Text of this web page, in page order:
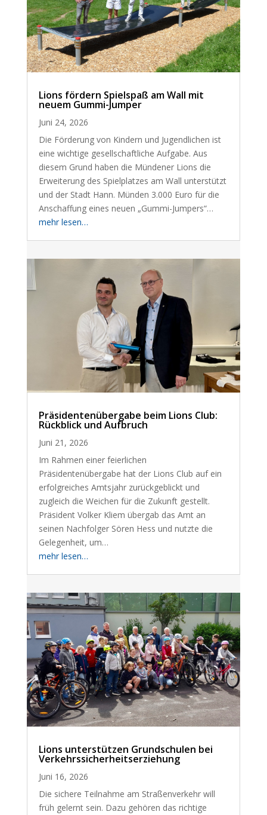
Lions fördern Spielspaß am Wall mit
neuem Gummi-Jumper
Juni 24, 2026
Die Förderung von Kindern und Jugendlichen ist
eine wichtige gesellschaftliche Aufgabe. Aus
diesem Grund haben die Mündener Lions die
Erweiterung des Spielplatzes am Wall unterstützt
und der Stadt Hann. Münden 3.000 Euro für die
Anschaffung eines neuen „Gummi-Jumpers“…
mehr lesen…
Präsidentenübergabe beim Lions Club:
Rückblick und Aufbruch
Juni 21, 2026
Im Rahmen einer feierlichen
Präsidentenübergabe hat der Lions Club auf ein
erfolgreiches Amtsjahr zurückgeblickt und
zugleich die Weichen für die Zukunft gestellt.
Präsident Volker Kliem übergab das Amt an
seinen Nachfolger Sören Hess und nutzte die
Gelegenheit, um…
mehr lesen…
Lions unterstützen Grundschulen bei
Verkehrssicherheitserziehung
Juni 16, 2026
Die sichere Teilnahme am Straßenverkehr will
früh gelernt sein. Dazu gehören das richtige